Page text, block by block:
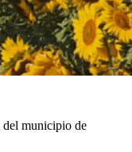
municipio de